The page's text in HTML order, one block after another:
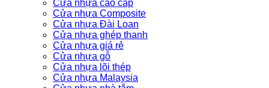
Cửa nhựa cao cấp
Cửa nhựa Composite
Cửa nhựa Đài Loan
Cửa nhựa ghép thanh
Cửa nhựa giá rẻ
Cửa nhựa gỗ
Cửa nhựa lõi thép
Cửa nhựa Malaysia